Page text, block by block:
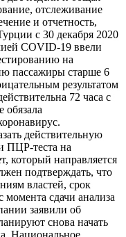
отслеживание
и отчетность,
с 30 декабря 2020
COVID-19 ввели
на
пассажиры старше 6
результатом
72 часа с
обязала
действительную
ПЦР-теста на
который направляется
подтверждать, что
властей, срок
момента сдачи анализа
заявили об
снова начать
Национальное